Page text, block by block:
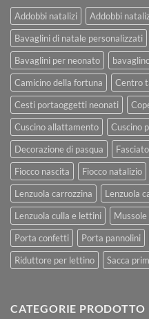
Addobbi natalizi
Addobbi
Bavaglini di natale personalizzati
Bavaglini per neonato
Camicino della fortuna
Centro
Cesti portaoggetti neonati
Cuscino allattamento
Cuscino
Decorazione di pasqua
Fiocco nascita
Fiocco natalizio
Lenzuola carrozzina
Lenzuola
Lenzuola culla e lettini
Porta confetti
Porta pannolini
Riduttore per lettino
Sacca
CATEGORIE PRODOTTO